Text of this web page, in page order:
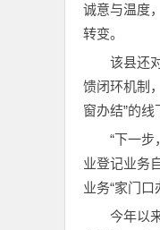
诚意与温度
转变。
该县还
馈闭环机制
窗办结”的线
“下一步
业登记业务
业务“家门口
今年以